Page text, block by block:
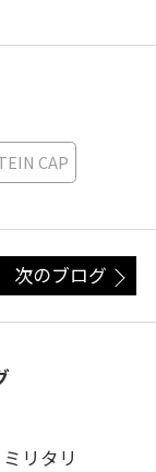
CAP
次のブログ
リタリ